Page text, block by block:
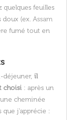
feuilles
doux (ex. Assam
fumé tout en
déjeuner, il
choisi: après un
cheminée
que j'apprécie :